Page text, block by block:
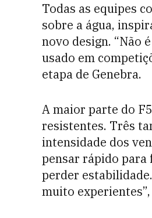
Todas as equipes
sobre a água,
novo design. “Não
usado em
etapa de Genebra.
A maior parte do
resistentes. Três
intensidade dos
pensar rápido para
perder
muito